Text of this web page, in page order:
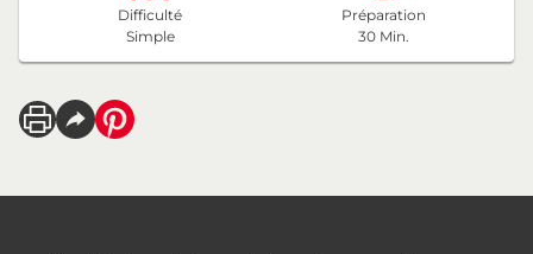
Difficulté
Simple
Préparation
30 Min.